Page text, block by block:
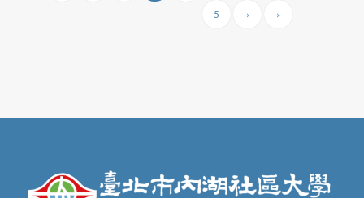
5 › »